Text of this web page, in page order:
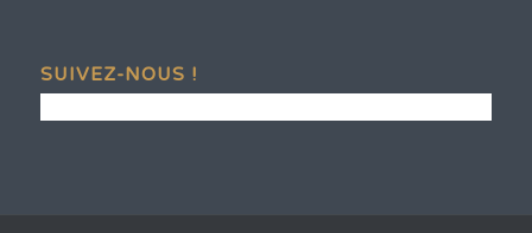
SUIVEZ-NOUS !